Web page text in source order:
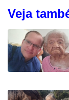
Veja